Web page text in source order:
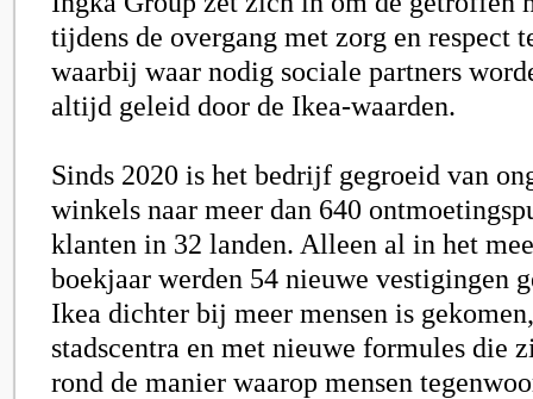
tijdens de overgang met zorg en respect
waarbij waar nodig sociale partners
altijd geleid door de Ikea-waarden.
Sinds 2020 is het bedrijf gegroeid van
winkels naar meer dan 640
klanten in 32 landen. Alleen al in het
boekjaar werden 54 nieuwe vestigingen
Ikea dichter bij meer mensen is
stadscentra en met nieuwe formules die
rond de manier waarop mensen